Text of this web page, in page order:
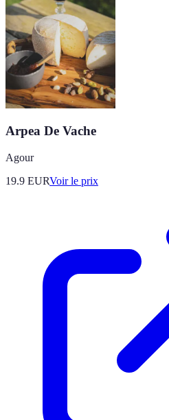
Arpea De Vache
Agour
19.9 EURVoir le prix